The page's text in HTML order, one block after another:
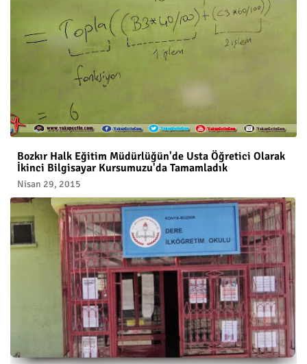
Bozkır Halk Eğitim Müdürlüğün'de Usta Öğretici Olarak
İkinci Bilgisayar Kursumuzu'da Tamamladık
Nisan 29, 2015